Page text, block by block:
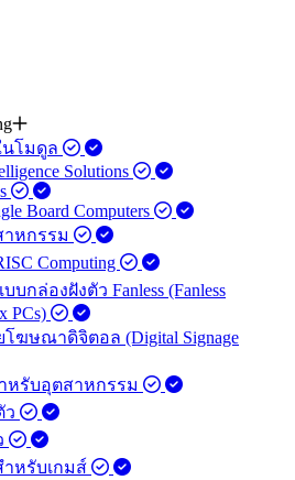
นโมดูล
Solutions
Board Computers
าหกรรม
Computing
กล่องฝังตัว Fanless (Fanless
PCs)
โฆษณาดิจิตอล (Digital Signage
หรับอุตสาหกรรม
ว
หรับเกมส์